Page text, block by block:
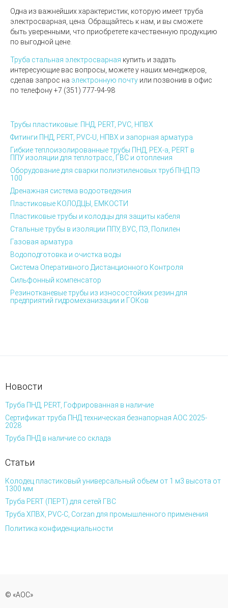
Одна из важнейших характеристик, которую имеет труба
электросварная, цена. Обращайтесь к нам, и вы сможете
быть уверенными, что приобретете качественную продукцию
по выгодной цене.
Труба стальная электросварная купить и задать
интересующие вас вопросы, можете у наших менеджеров,
сделав запрос на электронную почту или позвонив в офис
по телефону+7 (351) 777-94-98
Трубы пластиковые: ПНД, PERT, PVC, НПВХ
Фитинги ПНД, PERT, PVC-U, НПВХ и запорная арматура
Гибкие теплоизолированные трубы ПНД, PEX-а, PERT в
ППУ изоляции для теплотрасс, ГВС и отопления
Оборудование для сварки полиэтиленовых труб ПНД ПЭ
100
Дренажная система водоотведения
Пластиковые КОЛОДЦЫ, ЕМКОСТИ
Пластиковые трубы и колодцы для защиты кабеля
Стальные трубы в изоляции ППУ, ВУС, ПЭ, Полилен
Газовая арматура
Водоподготовка и очистка воды
Система Оперативного Дистанционного Контроля
Сильфонный компенсатор
Резинотканевые трубы из износостойких резин для
предприятий гидромеханизации и ГОКов
Новости
Труба ПНД, PERT, Гофрированная в наличие
Сертификат труба ПНД техническая безнапорная АОС 2025-
2028
Труба ПНД в наличие со склада
Статьи
Колодец пластиковый универсальный объем от 1 м3 высота от
1300 мм
Труба PERT (ПЕРТ) для сетей ГВС
Труба ХПВХ, PVC-C, Corzan для промышленного применения
Политика конфиденциальности
© «АОС»